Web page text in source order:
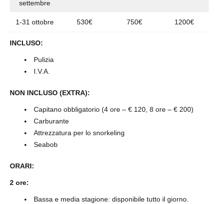
settembre
1-31 ottobre 530€ 750€ 1200€
INCLUSO:
Pulizia
I.V.A.
NON INCLUSO (EXTRA):
Capitano obbligatorio (4 ore – € 120, 8 ore – € 200)
Carburante
Attrezzatura per lo snorkeling
Seabob
ORARI:
2 ore:
Bassa e media stagione: disponibile tutto il giorno.